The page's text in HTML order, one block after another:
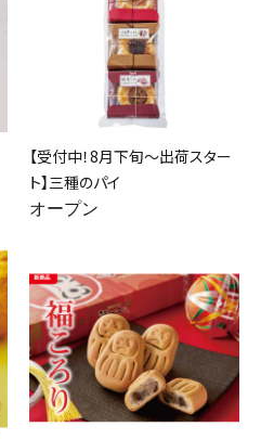
【受付中！8月下旬～出荷スター
ト】三種のパイ
オープン